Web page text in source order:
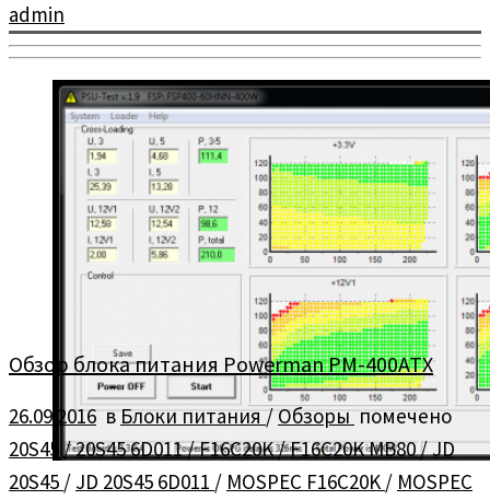
admin
Обзор блока питания Powerman PM-400ATX
26.09.2016вБлоки питания/Обзорыпомечено
20S45 /20S45 6D011/F16C20K/F16C20K MB80/JD
20S45 / JD 20S45 6D011 / MOSPEC F16C20K / MOSPEC